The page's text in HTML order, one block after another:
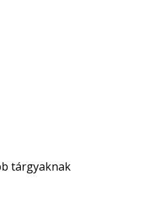
tárgyaknak